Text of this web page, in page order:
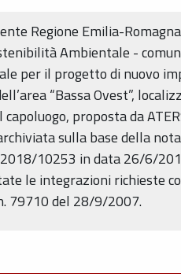
Regione Emilia-
Ambientale -
per il progetto di nuovo
“Bassa Ovest”,
capoluogo, proposta da
sulla base della nota
10253 in data 26/6/
le integrazioni richieste
79710 del 28/9/2007.